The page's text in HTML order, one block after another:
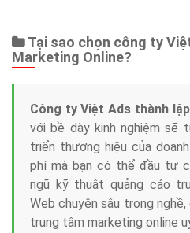
Tại sao chọn công ty
Marketing Online?
Công ty Việt Ads thành
với bề dày kinh nghiệm sẽ
triển thương hiệu của
phí mà bạn có thể đầu tư
ngũ kỹ thuật quảng cáo
Web chuyên sâu trong
trung tâm marketing online